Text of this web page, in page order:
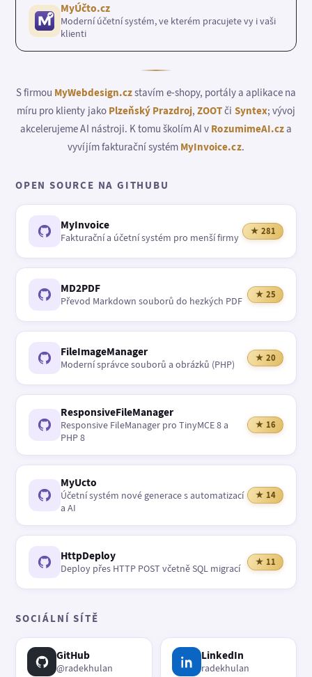
MyÚčto.cz
Moderní účetní systém, ve kterém pracujete vy i vaši
klienti
S firmou MyWebdesign.czstavím e-shopy, portály a aplikace na
míru pro klienty jako Plzeňský Prazdroj,ZOOTči Syntex; vývoj
akcelerujeme AI nástroji. K tomu školím AI v RozumimeAI.cza
vyvíjím fakturační systém MyInvoice.cz.
OPEN SOURCE NA GITHUBU
MyInvoice
Fakturační a účetní systém pro menší firmy
★ 281
MD2PDF
Převod Markdown souborů do hezkých PDF
★ 25
FileImageManager
Moderní správce souborů a obrázků (PHP)
★ 20
ResponsiveFileManager
Responsive FileManager pro TinyMCE 8 a
PHP 8
★ 16
MyUcto
Účetní systém nové generace s automatizací
a AI
★ 14
HttpDeploy
Deploy přes HTTP POST včetně SQL migrací
★ 11
SOCIÁLNÍ SÍTĚ
GitHub
@radekhulan
LinkedIn
radekhulan